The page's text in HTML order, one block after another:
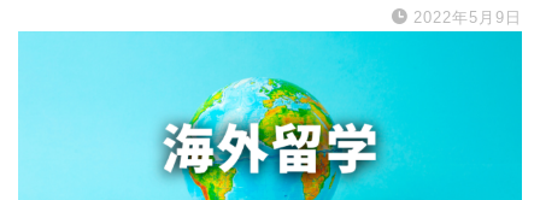
2022年5月9日